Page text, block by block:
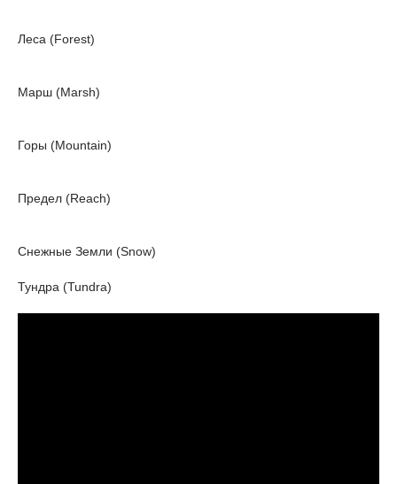
Леса (Forest)
Марш (Marsh)
Горы (Mountain)
Предел (Reach)
Снежные Земли (Snow)
Тундра (Tundra)